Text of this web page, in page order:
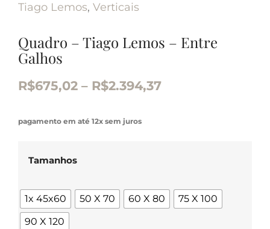
Tiago Lemos, Verticais
Quadro – Tiago Lemos – Entre
Galhos
R$675,02 – R$2.394,37
pagamento em até 12x sem juros
Tamanhos
1x 45x60 50 X 70 60 X 80
75 X 100
90 X 120